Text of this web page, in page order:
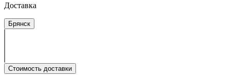
Доставка
Брянск
Стоимость доставки